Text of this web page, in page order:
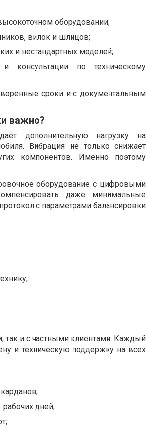
оборудовании;
вилок и шлицов;
и нестандартных моделей;
консультации по техническому
сроки и с документальным
важно?
дополнительную нагрузку на
Вибрация не только снижает
компонентов. Именно поэтому
оборудование с цифровыми
даже минимальные
с параметрами балансировки
так и с частными клиентами. Каждый
и техническую поддержку на всех
дней;